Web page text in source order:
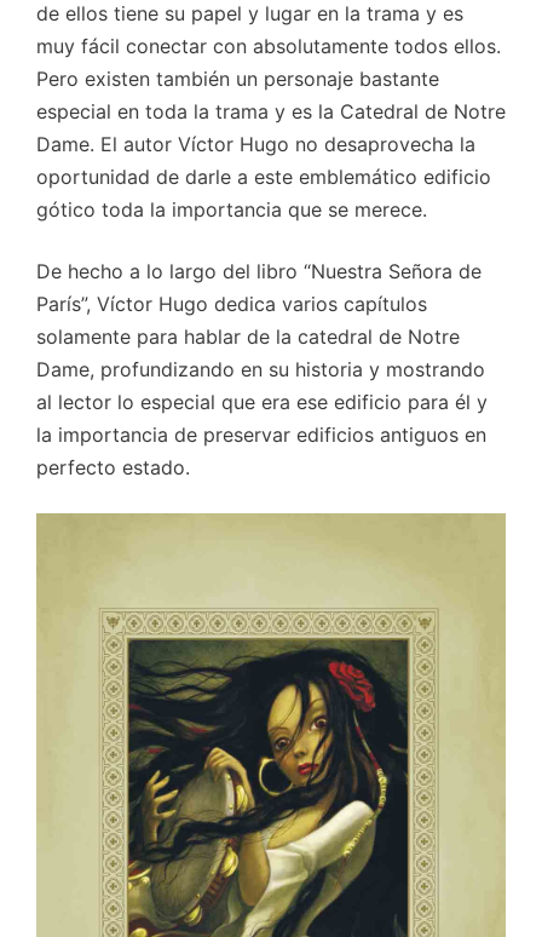
de ellos tiene su papel y lugar en la trama y es
muy fácil conectar con absolutamente todos ellos.
Pero existen también un personaje bastante
especial en toda la trama y es la Catedral de Notre
Dame. El autor Víctor Hugo no desaprovecha la
oportunidad de darle a este emblemático edificio
gótico toda la importancia que se merece.
De hecho a lo largo del libro “Nuestra Señora de
París”, Víctor Hugo dedica varios capítulos
solamente para hablar de la catedral de Notre
Dame, profundizando en su historia y mostrando
al lector lo especial que era ese edificio para él y
la importancia de preservar edificios antiguos en
perfecto estado.